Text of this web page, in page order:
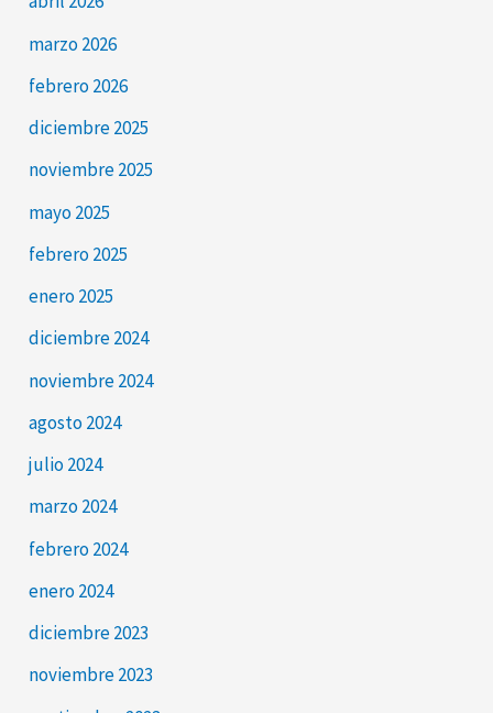
marzo 2026
febrero 2026
diciembre 2025
noviembre 2025
mayo 2025
febrero 2025
enero 2025
diciembre 2024
noviembre 2024
agosto 2024
julio 2024
marzo 2024
febrero 2024
enero 2024
diciembre 2023
noviembre 2023